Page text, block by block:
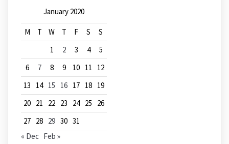
January 2020
M T W T F S
S
1
2 3 4
5
6
7 8 9 10 11
12
13
14 15 16 17 18 19
20 21 22 23 24 25
26
27 28 29 30 31
« Dec Feb »